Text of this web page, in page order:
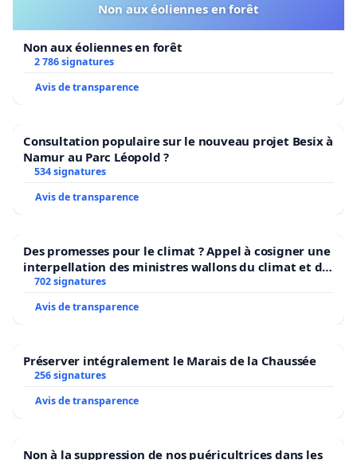
Non aux éoliennes en forêt
Non aux éoliennes en forêt
2 786 signatures
Avis de transparence
Consultation populaire sur le nouveau projet Besix à
Namur au Parc Léopold ?
534 signatures
Avis de transparence
Des promesses pour le climat ? Appel à cosigner une
interpellation des ministres wallons du climat et de
l’environnement.
702 signatures
Avis de transparence
Préserver intégralement le Marais de la Chaussée
256 signatures
Avis de transparence
Non à la suppression de nos puéricultrices dans les